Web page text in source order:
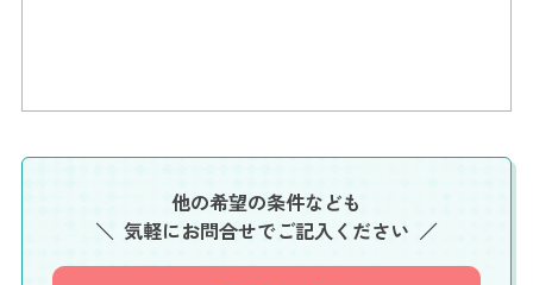
他の希望の条件なども
気軽にお問合せでご記入ください